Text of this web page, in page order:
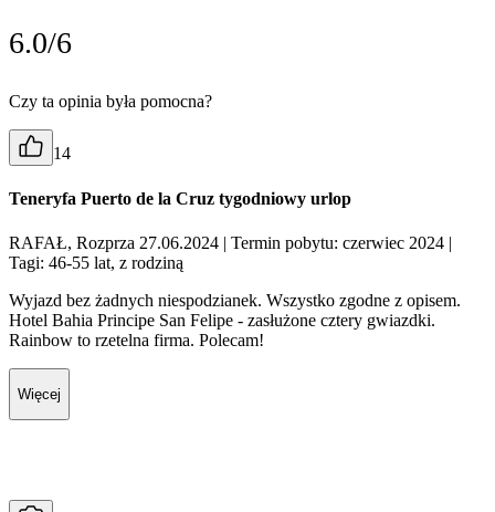
6.0/6
Czy ta opinia była pomocna?
14
Teneryfa Puerto de la Cruz tygodniowy urlop
RAFAŁ, Rozprza 27.06.2024 | Termin pobytu: czerwiec 2024 |
Tagi: 46-55 lat, z rodziną
Wyjazd bez żadnych niespodzianek. Wszystko zgodne z opisem.
Hotel Bahia Principe San Felipe - zasłużone cztery gwiazdki.
Rainbow to rzetelna firma. Polecam!
Więcej